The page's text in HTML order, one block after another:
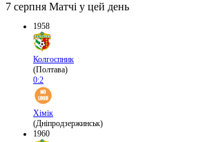
7 серпня Матчі у цей день
1958
Колгоспник
(Полтава)
0:2
Хімік
(Дніпродзержинськ)
1960